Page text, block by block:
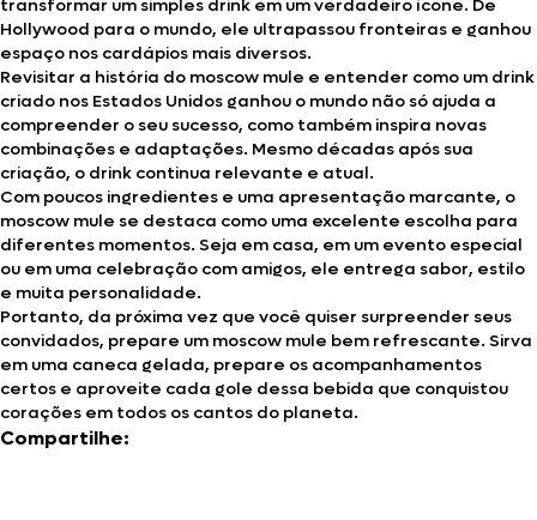
transformar um simples drink em um verdadeiro ícone. De
Hollywood para o mundo, ele ultrapassou fronteiras e ganhou
espaço nos cardápios mais diversos.
Revisitar a história do moscow mule e entender como um drink
criado nos Estados Unidos ganhou o mundo não só ajuda a
compreender o seu sucesso, como também inspira novas
combinações e adaptações. Mesmo décadas após sua
criação, o drink continua relevante e atual.
Com poucos ingredientes e uma apresentação marcante, o
moscow mule se destaca como uma excelente escolha para
diferentes momentos. Seja em casa, em um evento especial
ou em uma celebração com amigos, ele entrega sabor, estilo
e muita personalidade.
Portanto, da próxima vez que você quiser surpreender seus
convidados, prepare um moscow mule bem refrescante. Sirva
em uma caneca gelada, prepare os acompanhamentos
certos e aproveite cada gole dessa bebida que conquistou
corações em todos os cantos do planeta.
Compartilhe: